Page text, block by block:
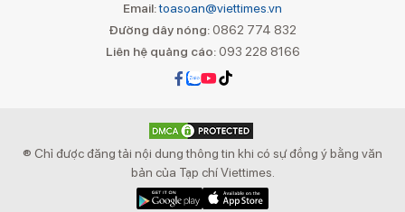
Email:toasoan@viettimes.vn
Đường dây nóng: 0862 774 832
Liên hệ quảng cáo:093 228 8166
® Chỉ được đăng tải nội dung thông tin khi có sự đồng ý bằng văn
bản của Tạp chí Viettimes.